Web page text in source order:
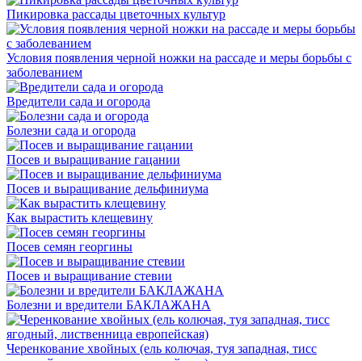
Пикировка рассады цветочных культур
Условия появления черной ножки на рассаде и меры борьбы с
заболеванием
Вредители сада и огорода
Болезни сада и огорода
Посев и выращивание гацании
Посев и выращивание дельфиниума
Как вырастить клещевину
Посев семян георгины
Посев и выращивание стевии
Болезни и вредители БАКЛАЖАНА
Черенкование хвойных (ель колючая, туя западная, тисс